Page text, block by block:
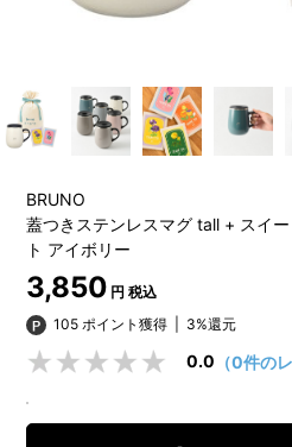
BRUNO
蓋つきステンレスマグ tall + スイ
ト アイボリー
3,850 円 税込
105 ポイント獲得
3%還元
0.0 （0件の